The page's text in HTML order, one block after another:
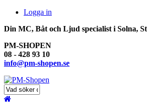
Logga in
Din MC, Båt och Ljud specialist i Solna,
PM-SHOPEN
08 - 428 93 10
info@pm-shopen.se